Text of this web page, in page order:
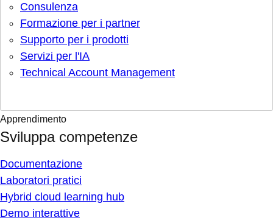
Consulenza
Formazione per i partner
Supporto per i prodotti
Servizi per l'IA
Technical Account Management
Apprendimento
Sviluppa competenze
Documentazione
Laboratori pratici
Hybrid cloud learning hub
Demo interattive